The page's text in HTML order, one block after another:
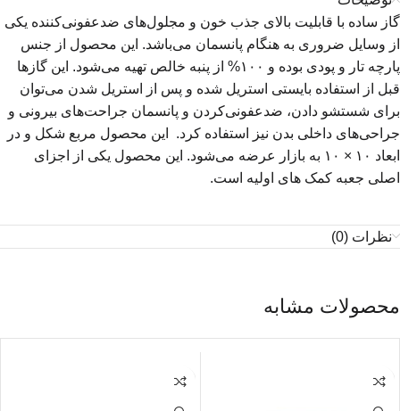
گاز ساده با قابلیت بالای جذب خون و مجلول‌های ضد‌عفونی‌کننده یکی
از وسایل ضروری به هنگام پانسمان می‌باشد. این محصول از جنس
پارچه تار و پودی بوده و ۱۰۰% از پنبه خالص تهیه می‌شود. این گاز‌ها
قبل از استفاده بایستی استریل شده و پس از استریل شدن می‌توان
برای شستشو دادن، ضدعفونی‌کردن و پانسمان جراحت‌های بیرونی و
جراحی‌های داخلی بدن نیز استفاده کرد. این محصول مربع شکل و در
ابعاد ۱۰ × ۱۰ به بازار عرضه می‌شود. این محصول یکی از اجزای
اصلی جعبه کمک های اولیه است.
نظرات (0)
محصولات مشابه